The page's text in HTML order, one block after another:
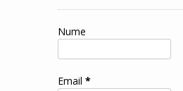
Nume
Email *